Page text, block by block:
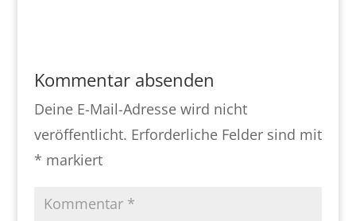
Kommentar absenden
Deine E-Mail-Adresse wird nicht
veröffentlicht. Erforderliche Felder sind mit
* markiert